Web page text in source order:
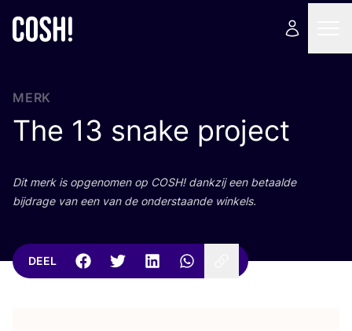
MERK
The 13 snake project
Dit merk is opge­no­men op COSH! dank­zij een betaal­de
bij­dra­ge van een van de onder­staan­de winkels.
DEEL